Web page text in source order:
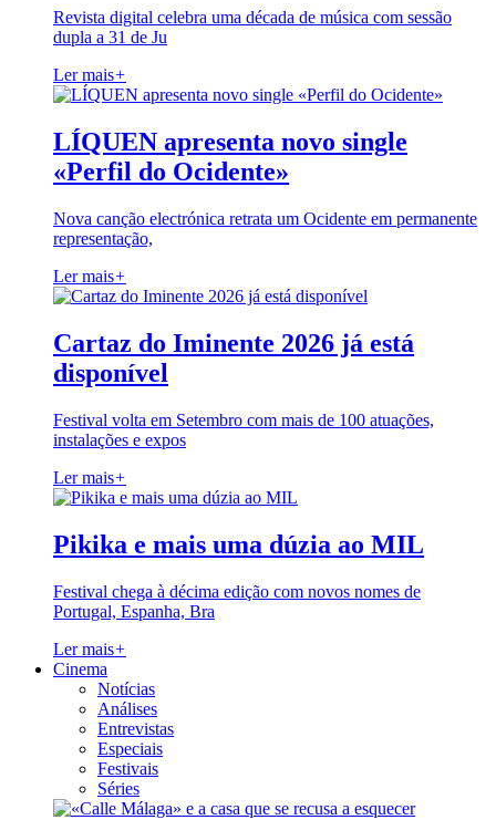
Revista digital celebra uma década de música com sessão
dupla a 31 de Ju
Ler mais+
LÍQUEN apresenta novo single
«Perfil do Ocidente»
Nova canção electrónica retrata um Ocidente em permanente
representação,
Ler mais+
Cartaz do Iminente 2026 já está
disponível
Festival volta em Setembro com mais de 100 atuações,
instalações e expos
Ler mais+
Pikika e mais uma dúzia ao MIL
Festival chega à décima edição com novos nomes de
Portugal, Espanha, Bra
Ler mais+
Cinema
Notícias
Análises
Entrevistas
Especiais
Festivais
Séries